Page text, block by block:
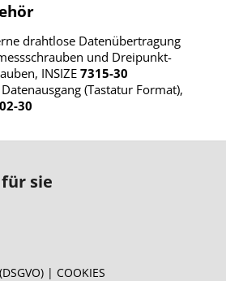
drahtlose Datenübertragung
und Dreipunkt-
INSIZE 7315-30
(Tastatur Format),
30
sie
| COOKIES